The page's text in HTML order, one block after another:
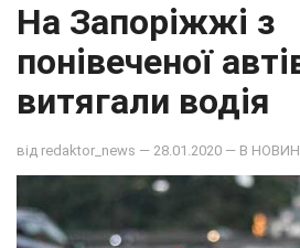
На Запоріжжі з
понівеченої
витягали водія
від redaktor_news — 28.01.2020 — В